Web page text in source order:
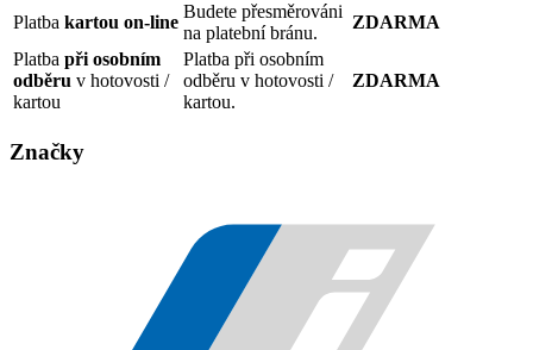
Platba kartou on-line
Budete přesměrováni
na platební bránu.
ZDARMA
Platba při osobním
odběru v hotovosti /
kartou
Platba při osobním
odběru v hotovosti /
kartou.
ZDARMA
Značky